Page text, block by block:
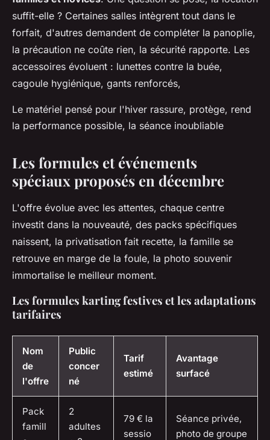
suffit-elle ? Certaines salles intègrent tout dans le
forfait, d'autres demandent de compléter la panoplie,
la précaution ne coûte rien, la sécurité rapporte. Les
accessoires évoluent : lunettes contre la buée,
cagoule hygiénique, gants renforcés,
Le matériel pensé pour l'hiver rassure, protège, rend
la performance possible, la séance inoubliable
Les formules et événements
spéciaux proposés en décembre
L'offre évolue avec les attentes, chaque centre
investit dans la nouveauté, des packs spécifiques
naissent, la privatisation fait recette, la famille se
retrouve en marge de la foule, la photo souvenir
immortalise le meilleur moment.
Les formules karting festives et les adaptations
tarifaires
Nom
de
l'offre
Public
concer
né
Tarif
estimé
Avantage
surfacé
Pack
famill
2
adultes
79 € la
sessio
Séance privée,
photo de groupe